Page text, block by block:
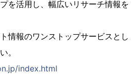
を活用し、幅広いリサーチ情報を
情報のワンストップサービスとし
。
index.html